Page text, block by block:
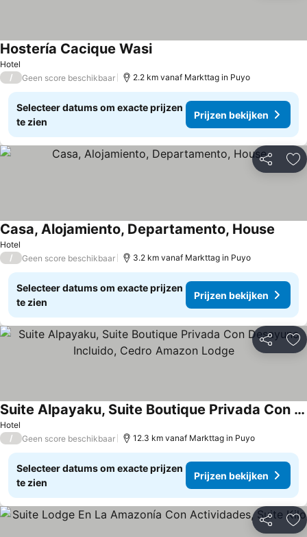
Hotel
Hostería Cacique Wasi
/ Geen score beschikbaar 2.2 km vanaf Markttag in Puyo
Selecteer datums om exacte prijzen
te zien
Prijzen bekijken
Delen
Hotel
Casa, Alojamiento, Departamento, House
/ Geen score beschikbaar 3.2 km vanaf Markttag in Puyo
Selecteer datums om exacte prijzen
te zien
Prijzen bekijken
Delen
Hotel
Suite Alpayaku, Suite Boutique Privada Con Desayuno Incluido, Cedro Amazon Lodge
/ Geen score beschikbaar 12.3 km vanaf Markttag in Puyo
Selecteer datums om exacte prijzen
te zien
Prijzen bekijken
Delen